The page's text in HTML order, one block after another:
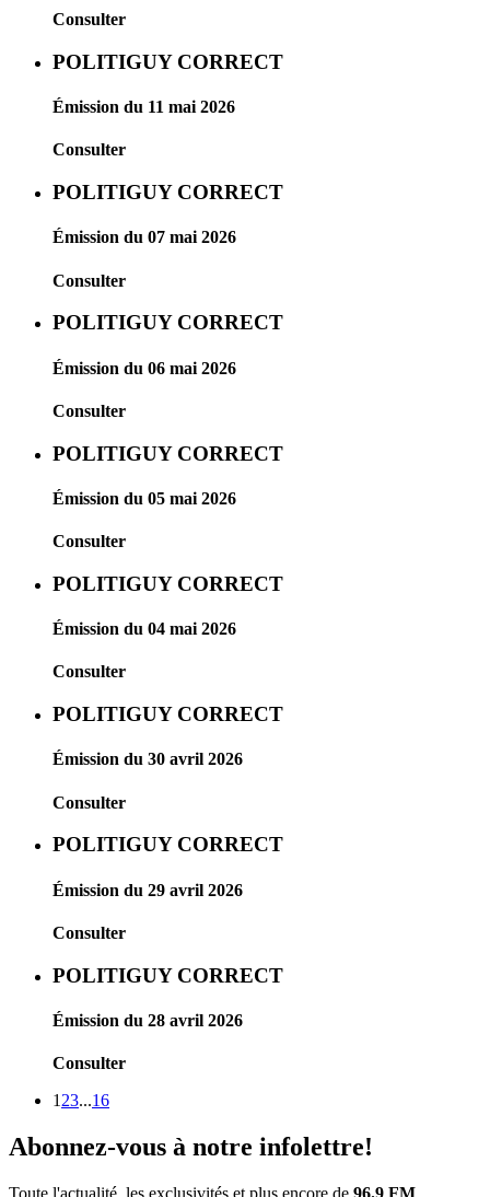
Consulter
POLITIGUY CORRECT
Émission du 11 mai 2026
Consulter
POLITIGUY CORRECT
Émission du 07 mai 2026
Consulter
POLITIGUY CORRECT
Émission du 06 mai 2026
Consulter
POLITIGUY CORRECT
Émission du 05 mai 2026
Consulter
POLITIGUY CORRECT
Émission du 04 mai 2026
Consulter
POLITIGUY CORRECT
Émission du 30 avril 2026
Consulter
POLITIGUY CORRECT
Émission du 29 avril 2026
Consulter
POLITIGUY CORRECT
Émission du 28 avril 2026
Consulter
1 23...16
Abonnez-vous à notre infolettre!
Toute l'actualité, les exclusivités et plus encore de 96.9 FM